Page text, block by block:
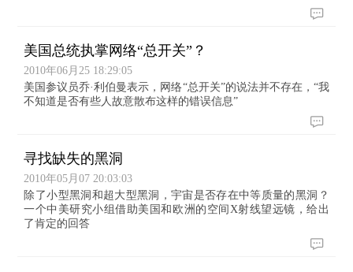
美国总统执掌网络“总开关”？
2010年06月25 18:29:05
美国参议员乔·利伯曼表示，网络“总开关”的说法并不存在，“我
不知道是否有些人故意散布这样的错误信息”
寻找缺失的黑洞
2010年05月07 20:03:03
除了小型黑洞和超大型黑洞，宇宙是否存在中等质量的黑洞？
一个中美研究小组借助美国和欧洲的空间X射线望远镜，给出
了肯定的回答